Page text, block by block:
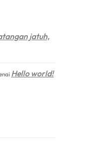
jatuh,
Hello world!